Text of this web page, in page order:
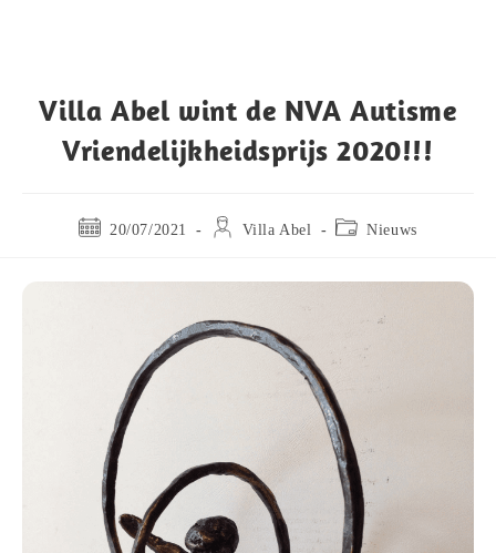
Villa Abel wint de NVA Autisme
Vriendelijkheidsprijs 2020!!!
20/07/2021 Villa Abel Nieuws